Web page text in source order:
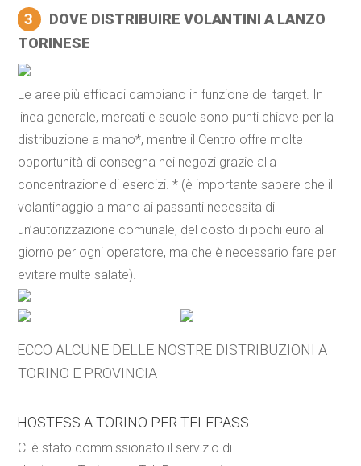
3
DOVE DISTRIBUIRE VOLANTINI A LANZO
TORINESE
Le aree più efficaci cambiano in funzione del target. In
linea generale, mercati e scuole sono punti chiave per la
distribuzione a mano*, mentre il Centro offre molte
opportunità di consegna nei negozi grazie alla
concentrazione di esercizi. * (è importante sapere che il
volantinaggio a mano ai passanti necessita di
un’autorizzazione comunale, del costo di pochi euro al
giorno per ogni operatore, ma che è necessario fare per
evitare multe salate).
ECCO ALCUNE DELLE NOSTRE DISTRIBUZIONI A
TORINO E PROVINCIA
HOSTESS A TORINO PER TELEPASS
Ci è stato commissionato il servizio di